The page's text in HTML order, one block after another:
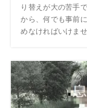
り替えが大の苦手
から、何でも事前
めなければいけま